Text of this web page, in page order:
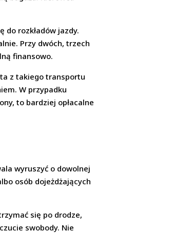
do rozkładów jazdy.
Przy dwóch, trzech
finansowo.
z takiego transportu
W przypadku
to bardziej opłacalne
wyruszyć o dowolnej
osób dojeżdżających
się po drodze,
swobody. Nie